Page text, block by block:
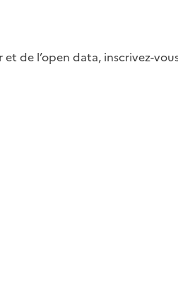
de l’open data, inscrivez-